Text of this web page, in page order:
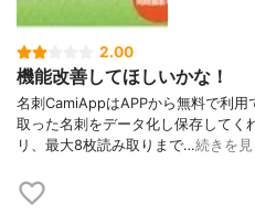
2.00
機能改善してほしいかな！
名刺CamiAppはAPPから無料で利
取った名刺をデータ化し保存してく
リ、最大8枚読み取りまで…続きを見